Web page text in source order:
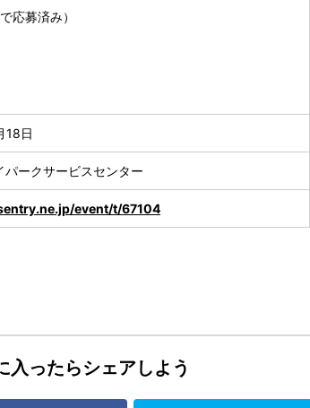
応募済み）
18日
ークサービスセンター
event/t/67104
入ったらシェアしよう